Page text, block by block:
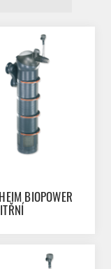
BIOPOWER